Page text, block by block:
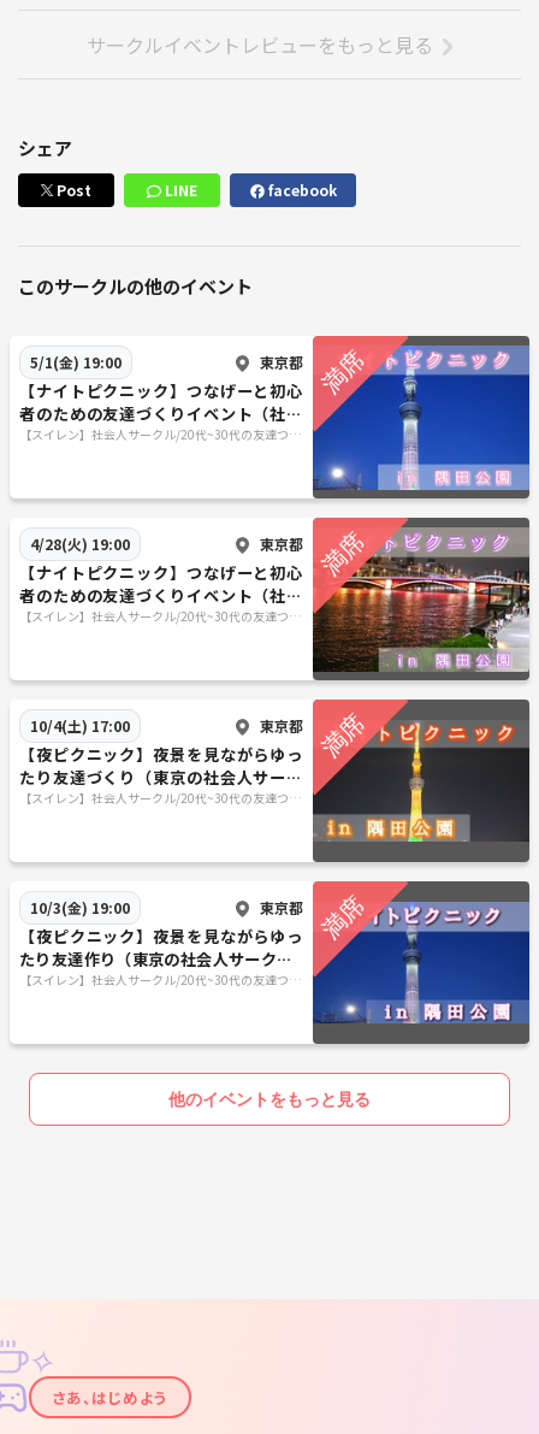
サークルイベントレビューをもっと見る
シェア
Post LINE facebook
このサークルの他のイベント
5/1(金) 19:00 東京都
【ナイトピクニック】つなげーと初心
者のための友達づくりイベント（社会
人サークル20代〜30代限定）
【スイレン】社会人サークル/20代~30代の友達つく
4/28(火) 19:00 東京都
【ナイトピクニック】つなげーと初心
者のための友達づくりイベント（社会
人サークル20代〜30代限定）
【スイレン】社会人サークル/20代~30代の友達つく
10/4(土) 17:00 東京都
【夜ピクニック】夜景を見ながらゆっ
たり友達づくり（東京の社会人サーク
ル20代〜30代限定）
【スイレン】社会人サークル/20代~30代の友達つく
10/3(金) 19:00 東京都
【夜ピクニック】夜景を見ながらゆっ
たり友達作り（東京の社会人サークル2
0代〜30代限定）
【スイレン】社会人サークル/20代~30代の友達つく
他のイベントをもっと見る
✦
✧
さあ、はじめよう